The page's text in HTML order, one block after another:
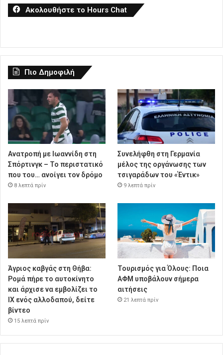
Ακολουθήστε το Hours Chat
Πιο Δημοφιλή
Ανατροπή με Ιωαννίδη στη
Σπόρτινγκ – Το περιστατικό
που του… ανοίγει τον δρόμο
8 λεπτά πρίν
Συνελήφθη στη Γερμανία
μέλος της οργάνωσης των
τσιγαράδων του «Έντικ»
9 λεπτά πρίν
Άγριος καβγάς στη Θήβα:
Ρομά πήρε το αυτοκίνητο
και άρχισε να εμβολίζει το
ΙΧ ενός αλλοδαπού, δείτε
βίντεο
15 λεπτά πρίν
Τουρισμός για Όλους: Ποια
ΑΦΜ υποβάλουν σήμερα
αιτήσεις
21 λεπτά πρίν